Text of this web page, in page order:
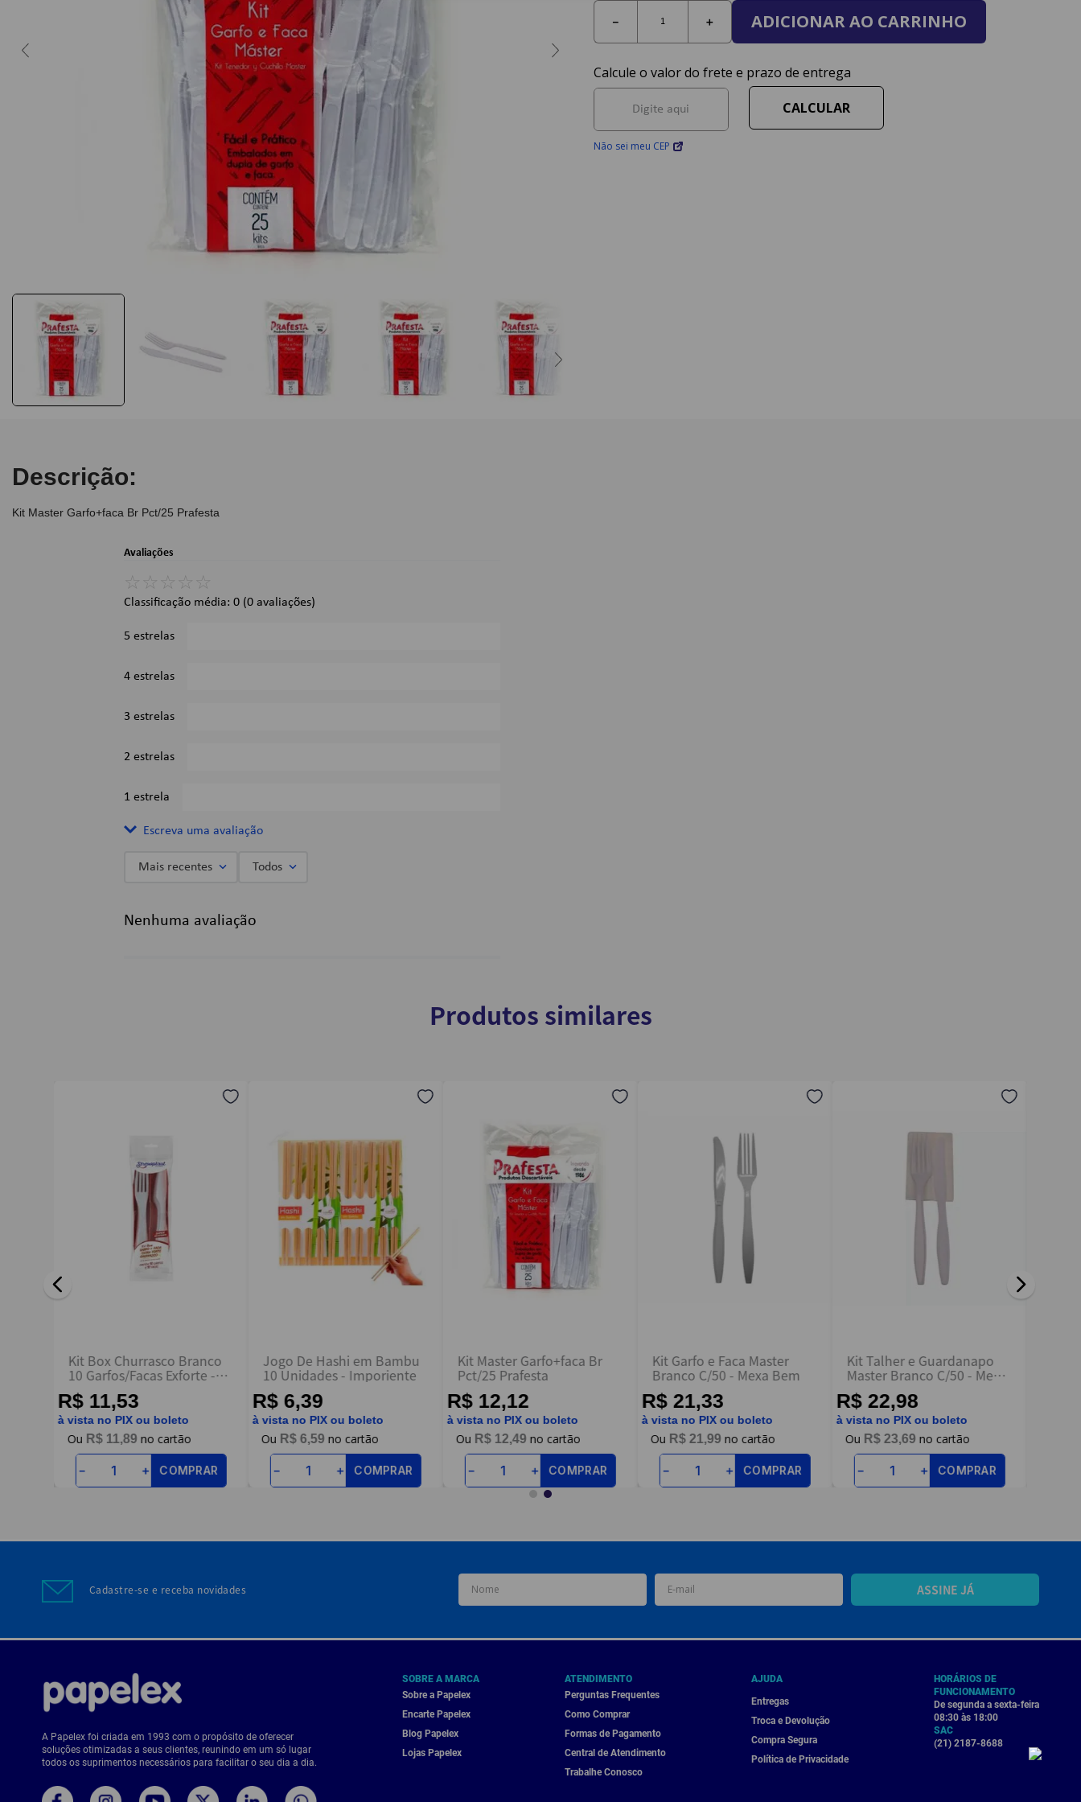
＋
－ ADICIONAR AO CARRINHO
Não sei meu CEP
Descrição:
Kit Master Garfo+faca Br Pct/25 Prafesta
Avaliações
☆ ☆ ☆ ☆ ☆
Classificação média: 0 (0 avaliações)
5 estrelas
4 estrelas
3 estrelas
2 estrelas
1 estrela
Escreva uma avaliação
Título
Escreva uma avaliação
Mais recentes Todos
Nenhuma avaliação
Produtos similares
Kit Box Churrasco Branco
10 Garfos/Facas Exforte -
Strawplast
R$ 11,53
à vista no PIX ou boleto
R$ 11,89
＋
－ COMPRAR
Jogo De Hashi em Bambu
10 Unidades - Imporiente
R$ 6,39
à vista no PIX ou boleto
R$ 6,59
＋
－ COMPRAR
Kit Master Garfo+faca Br
Pct/25 Prafesta
R$ 12,12
à vista no PIX ou boleto
R$ 12,49
＋
－ COMPRAR
Kit Garfo e Faca Master
Branco C/50 - Mexa Bem
R$ 21,33
à vista no PIX ou boleto
R$ 21,99
＋
－ COMPRAR
Kit Talher e Guardanapo
Master Branco C/50 - Mexa
Bem
R$ 22,98
à vista no PIX ou boleto
R$ 23,69
＋
－ COMPRAR
Cadastre-se e receba novidades ASSINE JÁ
A Papelex foi criada em 1993 com o propósito de oferecer
soluções otimizadas a seus clientes, reunindo em um só lugar
todos os suprimentos necessários para facilitar o seu dia a dia.
SOBRE A MARCA
Sobre a Papelex
Encarte Papelex
Blog Papelex
Lojas Papelex
ATENDIMENTO
Perguntas Frequentes
Como Comprar
Formas de Pagamento
Central de Atendimento
Trabalhe Conosco
AJUDA
Entregas
Troca e Devolução
Compra Segura
Política de Privacidade
HORÁRIOS DE
FUNCIONAMENTO
De segunda a sexta-feira
08:30 às 18:00
SAC
(21) 2187-8688
º caderno